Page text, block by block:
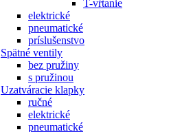
T-vŕtanie
elektrické
pneumatické
príslušenstvo
Spätné ventily
bez pružiny
s pružinou
Uzatváracie klapky
ručné
elektrické
pneumatické